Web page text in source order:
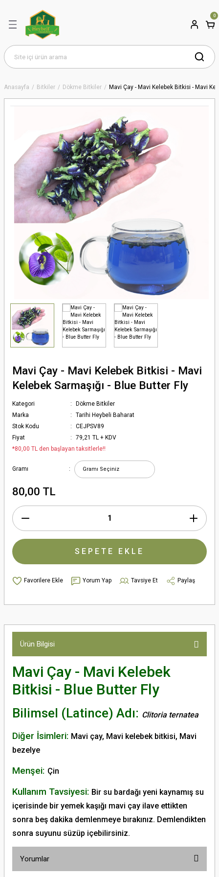
0
Anasayfa Bitkiler Dökme Bitkiler Mavi Çay - Mavi Kelebek Bitkisi - Mavi
Mavi Çay - Mavi Kelebek Bitkisi - Mavi
Kelebek Sarmaşığı - Blue Butter Fly
Kategori
Dökme Bitkiler
Marka
Tarihi Heybeli Baharat
Stok Kodu
CEJPSV89
Fiyat
79,21 TL + KDV
*80,00 TL den başlayan taksitlerle!!
Gramı
80,00 TL
SEPETE EKLE
Yorum Yap Tavsiye Et Paylaş
Ürün Bilgisi
Mavi Çay - Mavi Kelebek
Bitkisi - Blue Butter Fly
Bilimsel (Latince) Adı: Clitoria ternatea
Diğer İsimleri: Mavi çay, Mavi kelebek bitkisi, Mavi
bezelye
Menşei: Çin
Kullanım Tavsiyesi: Bir su bardağı yeni kaynamış su
içerisinde bir yemek kaşığı mavi çay ilave ettikten
sonra beş dakika demlenmeye bırakınız. Demlendikten
sonra suyunu süzüp içebilirsiniz.
Yorumlar